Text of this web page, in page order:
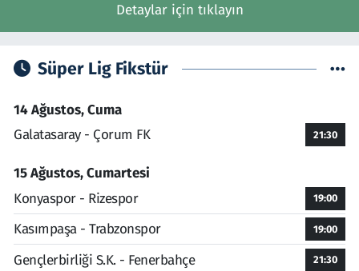
Detaylar için tıklayın
Süper Lig Fikstür
14 Ağustos, Cuma
Galatasaray - Çorum FK
21:30
15 Ağustos, Cumartesi
Konyaspor - Rizespor
19:00
Kasımpaşa - Trabzonspor 19:00
Gençlerbirliği S.K. - Fenerbahçe 21:30